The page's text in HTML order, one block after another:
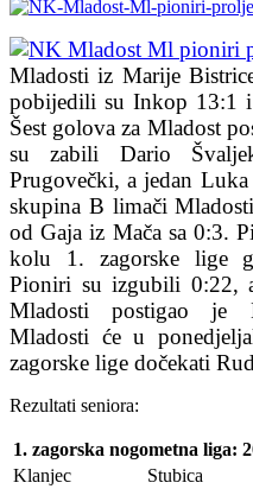
Mladosti iz Marije
pobijedili su Inkop 13:1
Šest golova za Mladost
su zabili Dario
Prugovečki, a jedan
skupina B limači
od Gaja iz Mača sa 0:3.
kolu 1. zagorske lige
Pioniri su izgubili 0:22,
Mladosti postigao je
Mladosti će u
zagorske lige dočekati
Rezultati seniora:
1. zagorska nogometna liga:
Klanjec
Stubica